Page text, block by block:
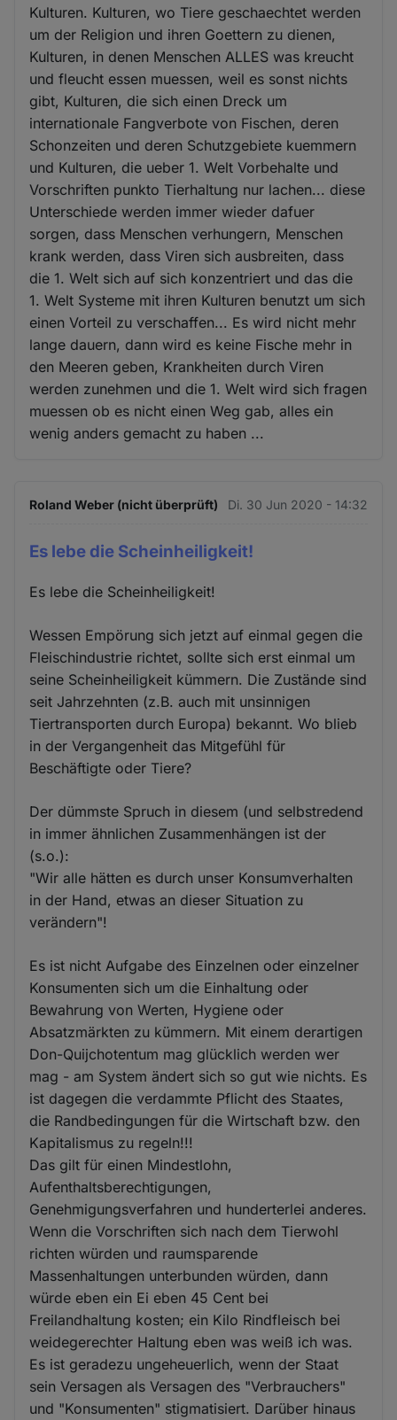
Kulturen. Kulturen, wo Tiere geschaechtet werden
um der Religion und ihren Goettern zu dienen,
Kulturen, in denen Menschen ALLES was kreucht
und fleucht essen muessen, weil es sonst nichts
gibt, Kulturen, die sich einen Dreck um
internationale Fangverbote von Fischen, deren
Schonzeiten und deren Schutzgebiete kuemmern
und Kulturen, die ueber 1. Welt Vorbehalte und
Vorschriften punkto Tierhaltung nur lachen... diese
Unterschiede werden immer wieder dafuer
sorgen, dass Menschen verhungern, Menschen
krank werden, dass Viren sich ausbreiten, dass
die 1. Welt sich auf sich konzentriert und das die
1. Welt Systeme mit ihren Kulturen benutzt um sich
einen Vorteil zu verschaffen... Es wird nicht mehr
lange dauern, dann wird es keine Fische mehr in
den Meeren geben, Krankheiten durch Viren
werden zunehmen und die 1. Welt wird sich fragen
muessen ob es nicht einen Weg gab, alles ein
wenig anders gemacht zu haben ...
Roland Weber (nicht überprüft) Di. 30 Jun 2020 - 14:32
Es lebe die Scheinheiligkeit!
Es lebe die Scheinheiligkeit!
Wessen Empörung sich jetzt auf einmal gegen die
Fleischindustrie richtet, sollte sich erst einmal um
seine Scheinheiligkeit kümmern. Die Zustände sind
seit Jahrzehnten (z.B. auch mit unsinnigen
Tiertransporten durch Europa) bekannt. Wo blieb
in der Vergangenheit das Mitgefühl für
Beschäftigte oder Tiere?
Der dümmste Spruch in diesem (und selbstredend
in immer ähnlichen Zusammenhängen ist der
(s.o.):
"Wir alle hätten es durch unser Konsumverhalten
in der Hand, etwas an dieser Situation zu
verändern"!
Es ist nicht Aufgabe des Einzelnen oder einzelner
Konsumenten sich um die Einhaltung oder
Bewahrung von Werten, Hygiene oder
Absatzmärkten zu kümmern. Mit einem derartigen
Don-Quijchotentum mag glücklich werden wer
mag - am System ändert sich so gut wie nichts. Es
ist dagegen die verdammte Pflicht des Staates,
die Randbedingungen für die Wirtschaft bzw. den
Kapitalismus zu regeln!!!
Das gilt für einen Mindestlohn,
Aufenthaltsberechtigungen,
Genehmigungsverfahren und hunderterlei anderes.
Wenn die Vorschriften sich nach dem Tierwohl
richten würden und raumsparende
Massenhaltungen unterbunden würden, dann
würde eben ein Ei eben 45 Cent bei
Freilandhaltung kosten; ein Kilo Rindfleisch bei
weidegerechter Haltung eben was weiß ich was.
Es ist geradezu ungeheuerlich, wenn der Staat
sein Versagen als Versagen des "Verbrauchers"
und "Konsumenten" stigmatisiert. Darüber hinaus